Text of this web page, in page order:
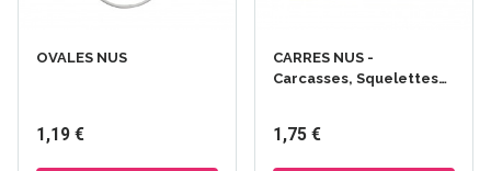
OVALES NUS
1,19 €
CARRES NUS -
Carcasses, Squelettes
1,75 €